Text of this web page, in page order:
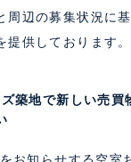
周辺の募集状況に基
提供しております。
築地で新しい売買